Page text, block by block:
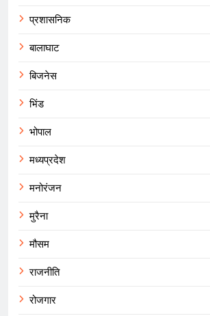
प्रशासनिक
बालाघाट
बिजनेस
भिंड
भोपाल
मध्यप्रदेश
मनोरंजन
मुरैना
मौसम
राजनीति
रोजगार